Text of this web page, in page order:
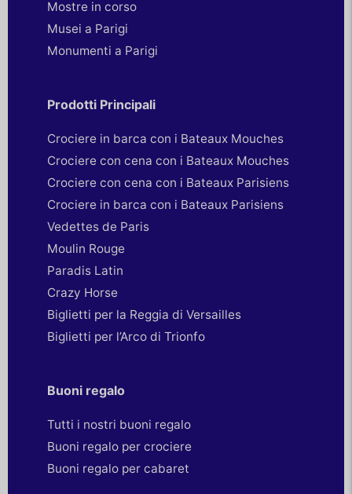
Mostre in corso
Musei a Parigi
Monumenti a Parigi
Prodotti Principali
Crociere in barca con i Bateaux Mouches
Crociere con cena con i Bateaux Mouches
Crociere con cena con i Bateaux Parisiens
Crociere in barca con i Bateaux Parisiens
Vedettes de Paris
Moulin Rouge
Paradis Latin
Crazy Horse
Biglietti per la Reggia di Versailles
Biglietti per l’Arco di Trionfo
Buoni regalo
Tutti i nostri buoni regalo
Buoni regalo per crociere
Buoni regalo per cabaret